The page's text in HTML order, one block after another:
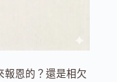
報恩的？還是相欠